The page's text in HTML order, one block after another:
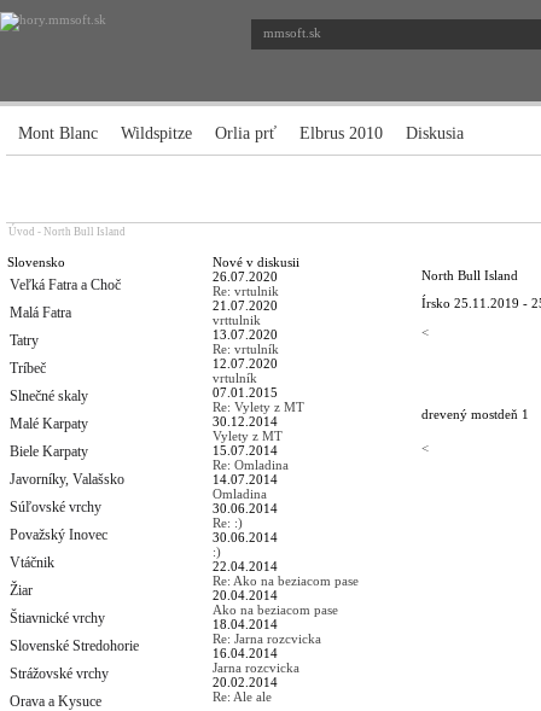
mmsoft.sk
Mont Blanc Wildspitze Orlia prť Elbrus 2010 Diskusia
Úvod - North Bull Island
Slovensko
Veľká Fatra a Choč
Malá Fatra
Tatry
Tríbeč
Slnečné skaly
Malé Karpaty
Biele Karpaty
Javorníky, Valašsko
Súľovské vrchy
Považský Inovec
Vtáčnik
Žiar
Štiavnické vrchy
Slovenské Stredohorie
Strážovské vrchy
Orava a Kysuce
Nové v diskusii
26.07.2020
Re: vrtulnik
21.07.2020
vrttulnik
13.07.2020
Re: vrtulník
12.07.2020
vrtulník
07.01.2015
Re: Vylety z MT
30.12.2014
Vylety z MT
15.07.2014
Re: Omladina
14.07.2014
Omladina
30.06.2014
Re: :)
30.06.2014
:)
22.04.2014
Re: Ako na beziacom pase
20.04.2014
Ako na beziacom pase
18.04.2014
Re: Jarna rozcvicka
16.04.2014
Jarna rozcvicka
20.02.2014
Re: Ale ale
North Bull Island
Írsko 25.11.2019 -
<
drevený mostdeň 1
<